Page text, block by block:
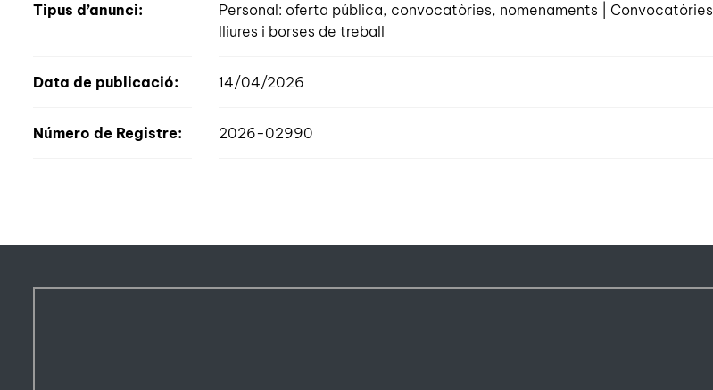
Tipus d’anunci:
Personal: oferta pública, convocatòries, nomenaments | Convocatòries
lliures i borses de treball
Data de publicació: 14/04/2026
Número de Registre: 2026-02990